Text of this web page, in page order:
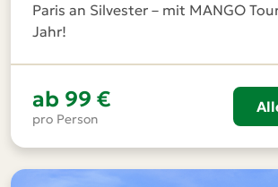
Paris an Silvester – mit MANGO
Jahr!
ab 99 €
pro Person